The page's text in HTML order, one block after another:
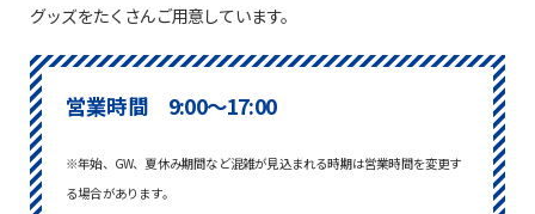
グッズをたくさんご用意しています。
営業時間 9:00～17:00
※年始、GW、夏休み期間など混雑が見込まれる時期は営業時間を変更す
る場合があります。